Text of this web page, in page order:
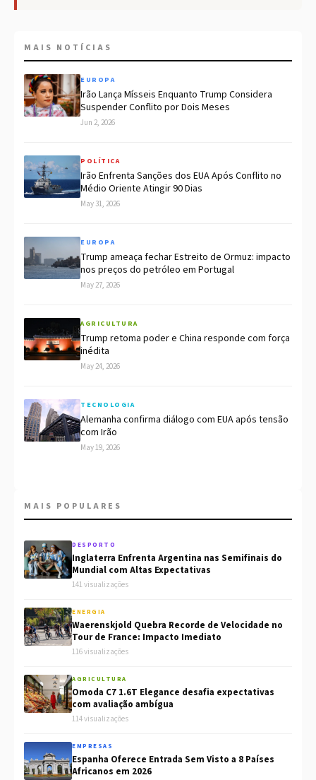
MAIS NOTÍCIAS
EUROPA
Irão Lança Mísseis Enquanto Trump Considera
Suspender Conflito por Dois Meses
Jun 2, 2026
POLÍTICA
Irão Enfrenta Sanções dos EUA Após Conflito no
Médio Oriente Atingir 90 Dias
May 31, 2026
EUROPA
Trump ameaça fechar Estreito de Ormuz: impacto
nos preços do petróleo em Portugal
May 27, 2026
AGRICULTURA
Trump retoma poder e China responde com força
inédita
May 24, 2026
TECNOLOGIA
Alemanha confirma diálogo com EUA após tensão
com Irão
May 19, 2026
MAIS POPULARES
DESPORTO
Inglaterra Enfrenta Argentina nas Semifinais do
Mundial com Altas Expectativas
141 visualizações
ENERGIA
Waerenskjold Quebra Recorde de Velocidade no
Tour de France: Impacto Imediato
116 visualizações
AGRICULTURA
Omoda C7 1.6T Elegance desafia expectativas
com avaliação ambígua
114 visualizações
EMPRESAS
Espanha Oferece Entrada Sem Visto a 8 Países
Africanos em 2026